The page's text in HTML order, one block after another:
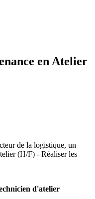
en Atelier
de la logistique, un
(H/F) - Réaliser les
d'atelier